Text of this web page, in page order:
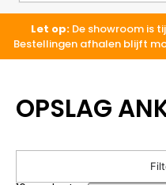
Let op: De showroom is
Bestellingen afhalen blijft
OPSLAG